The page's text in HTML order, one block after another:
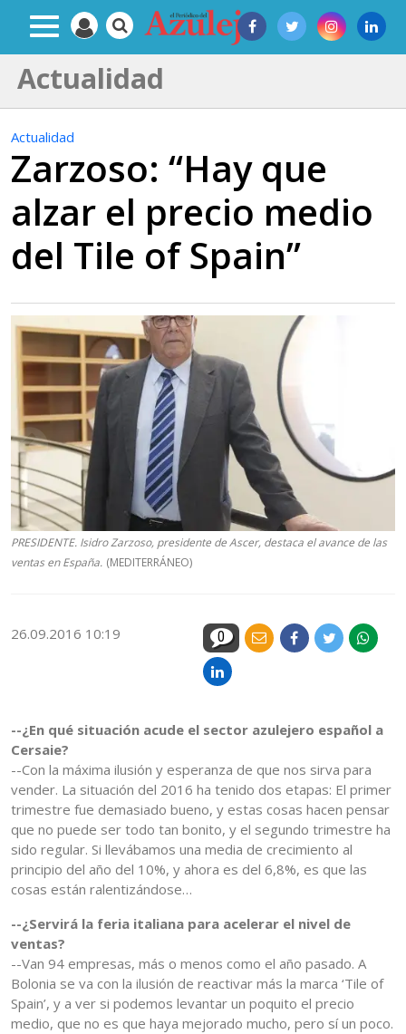
Actualidad
Actualidad
Zarzoso: “Hay que
alzar el precio medio
del Tile of Spain”
PRESIDENTE. Isidro Zarzoso, presidente de Ascer, destaca el avance de las
ventas en España. (MEDITERRÁNEO)
26.09.2016 10:19 0
--¿En qué situación acude el sector azulejero español a
Cersaie?
--Con la máxima ilusión y esperanza de que nos sirva para
vender. La situación del 2016 ha tenido dos etapas: El primer
trimestre fue demasiado bueno, y estas cosas hacen pensar
que no puede ser todo tan bonito, y el segundo trimestre ha
sido regular. Si llevábamos una media de crecimiento al
principio del año del 10%, y ahora es del 6,8%, es que las
cosas están ralentizándose…
--¿Servirá la feria italiana para acelerar el nivel de
ventas?
--Van 94 empresas, más o menos como el año pasado. A
Bolonia se va con la ilusión de reactivar más la marca ‘Tile of
Spain’, y a ver si podemos levantar un poquito el precio
medio, que no es que haya mejorado mucho, pero sí un poco.